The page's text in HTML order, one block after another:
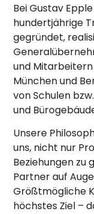
Bei Gustav
hundertjährige
gegründet,
und
München und
von Schulen
und
Unsere
uns, nicht nur
Beziehungen zu
Partner auf
Größtmögliche
höchstes Ziel –